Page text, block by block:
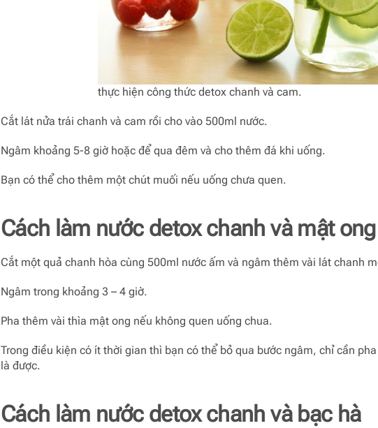
thực hiện công thức detox chanh và cam.
Cắt lát nửa trái chanh và cam rồi cho vào 500ml nước.
Ngâm khoảng 5-8 giờ hoặc để qua đêm và cho thêm đá khi uống.
Bạn có thể cho thêm một chút muối nếu uống chưa quen.
Cách làm nước detox chanh và mật ong
Cắt một quả chanh hòa cùng 500ml nước ấm và ngâm thêm vài lát chanh
Ngâm trong khoảng 3 – 4 giờ.
Pha thêm vài thìa mật ong nếu không quen uống chua.
Trong điều kiện có ít thời gian thì bạn có thể bỏ qua bước ngâm, chỉ cần
là được.
Cách làm nước detox chanh và bạc hà